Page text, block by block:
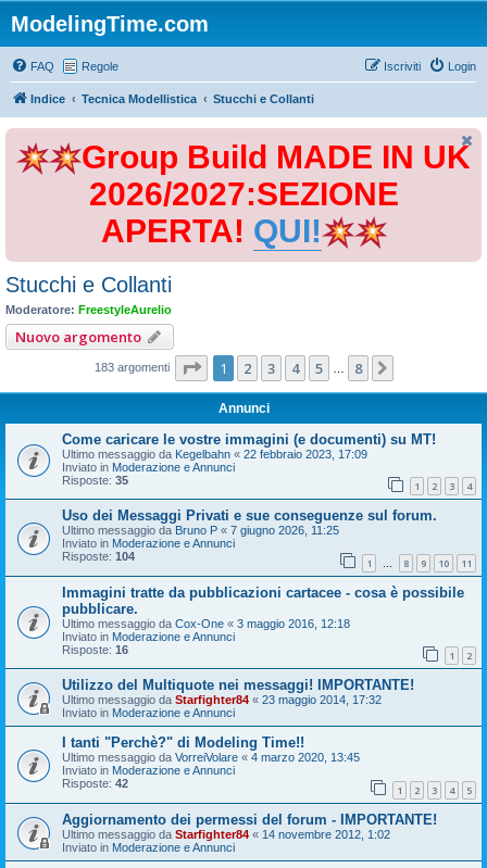
ModelingTime.com
FAQ Regole Login
Iscriviti
Indice Tecnica Modellistica Stucchi e Collanti
Group Build MADE IN UK
2026/2027:SEZIONE
APERTA! QUI!
Stucchi e Collanti
Moderatore: FreestyleAurelio
Nuovo argomento
183 argomenti Pagina di
1 2 3 4 5 8
Annunci
Come caricare le vostre immagini (e documenti) su MT!
Ultimo messaggio da Kegelbahn « 22 febbraio 2023, 17:09
Inviato in Moderazione e Annunci
Risposte: 35 1 2 3 4
Uso dei Messaggi Privati e sue conseguenze sul forum.
Ultimo messaggio da Bruno P « 7 giugno 2026, 11:25
Inviato in Moderazione e Annunci
Risposte: 104 1 … 8 9 10 11
Immagini tratte da pubblicazioni cartacee - cosa è possibile
pubblicare.
Ultimo messaggio da Cox-One « 3 maggio 2016, 12:18
Inviato in Moderazione e Annunci
Risposte: 16 1 2
Utilizzo del Multiquote nei messaggi! IMPORTANTE!
Ultimo messaggio da Starfighter84 « 23 maggio 2014, 17:32
Inviato in Moderazione e Annunci
I tanti "Perchè?" di Modeling Time!!
Ultimo messaggio da VorreiVolare « 4 marzo 2020, 13:45
Inviato in Moderazione e Annunci
Risposte: 42 1 2 3 4 5
Aggiornamento dei permessi del forum - IMPORTANTE!
Ultimo messaggio da Starfighter84 « 14 novembre 2012, 1:02
Inviato in Moderazione e Annunci